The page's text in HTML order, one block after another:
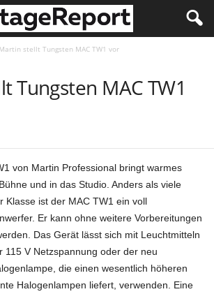
Martin stellt Tungsten MAC TW1 vor
Tungsten MAC TW1
von Martin Professional bringt warmes
und in das Studio. Anders als viele
Klasse ist der MAC TW1 ein voll
Er kann ohne weitere Vorbereitungen
Das Gerät lässt sich mit Leuchtmitteln
115 V Netzspannung oder der neu
die einen wesentlich höheren
Halogenlampen liefert, verwenden. Eine